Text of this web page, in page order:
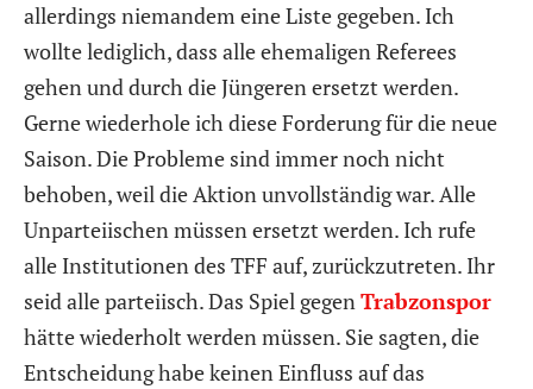
allerdings niemandem eine Liste gegeben. Ich
wollte lediglich, dass alle ehemaligen Referees
gehen und durch die Jüngeren ersetzt werden.
Gerne wiederhole ich diese Forderung für die neue
Saison. Die Probleme sind immer noch nicht
behoben, weil die Aktion unvollständig war. Alle
Unparteiischen müssen ersetzt werden. Ich rufe
alle Institutionen des TFF auf, zurückzutreten. Ihr
seid alle parteiisch. Das Spiel gegenTrabzonspor
hätte wiederholt werden müssen. Sie sagten, die
Entscheidung habe keinen Einfluss auf das